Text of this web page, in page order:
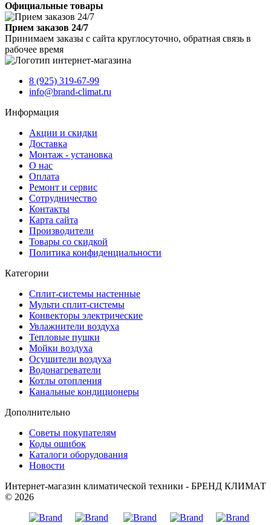
Официальные товары
Прием заказов 24/7
Принимаем заказы с сайта круглосуточно, обратная связь в
рабочее время
8 (925) 319-67-99
info@brand-climat.ru
Информация
Акции и скидки
Доставка
Монтаж - установка
О нас
Оплата
Ремонт и сервис
Сотрудничество
Контакты
Карта сайта
Производители
Товары со скидкой
Политика конфиденциальности
Категории
Сплит-системы настенные
Мульти сплит-системы
Конвекторы электрические
Увлажнители воздуха
Тепловые пушки
Мойки воздуха
Осушители воздуха
Водонагреватели
Котлы отопления
Канальные кондиционеры
Дополнительно
Советы покупателям
Коды ошибок
Каталоги оборудования
Новости
Интернет-магазин климатической техники - БРЕНД КЛИМАТ
© 2026